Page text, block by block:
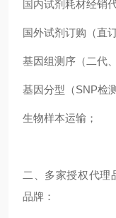
国内试剂耗材经销
国外试剂订购（直
基因组测序（二代
基因分型（SNP检
生物样本运输；
二、多家授权代理
品牌：